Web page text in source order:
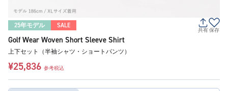
25年モデル SALE
共有保存
Golf Wear Woven Short Sleeve Shirt
上下セット（半袖シャツ・ショートパンツ）
¥25,836 参考税込